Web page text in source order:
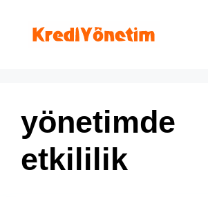
yönetimde
etkililik